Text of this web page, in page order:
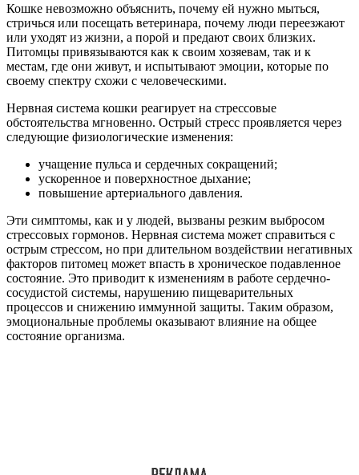
Кошке невозможно объяснить, почему ей нужно мыться,
стричься или посещать ветеринара, почему люди переезжают
или уходят из жизни, а порой и предают своих близких.
Питомцы привязываются как к своим хозяевам, так и к
местам, где они живут, и испытывают эмоции, которые по
своему спектру схожи с человеческими.
Нервная система кошки реагирует на стрессовые
обстоятельства мгновенно. Острый стресс проявляется через
следующие физиологические изменения:
учащение пульса и сердечных сокращений;
ускоренное и поверхностное дыхание;
повышение артериального давления.
Эти симптомы, как и у людей, вызваны резким выбросом
стрессовых гормонов. Нервная система может справиться с
острым стрессом, но при длительном воздействии негативных
факторов питомец может впасть в хроническое подавленное
состояние. Это приводит к изменениям в работе сердечно-
сосудистой системы, нарушению пищеварительных
процессов и снижению иммунной защиты. Таким образом,
эмоциональные проблемы оказывают влияние на общее
состояние организма.